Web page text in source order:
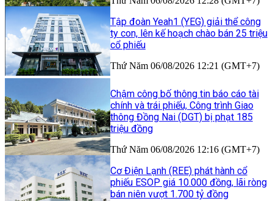
Tập đoàn Yeah1 (YEG) giải thể công
ty con, lên kế hoạch chào bán 25 triệu
cổ phiếu
Thứ Năm 06/08/2026 12:21 (GMT+7)
Chậm công bố thông tin báo cáo tài
chính và trái phiếu, Công trình Giao
thông Đồng Nai (DGT) bị phạt 185
triệu đồng
Thứ Năm 06/08/2026 12:16 (GMT+7)
Cơ Điện Lạnh (REE) phát hành cổ
phiếu ESOP giá 10.000 đồng, lãi ròng
bán niên vượt 1.700 tỷ đồng